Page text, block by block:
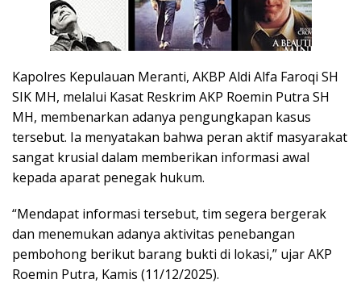
Kapolres Kepulauan Meranti, AKBP Aldi Alfa Faroqi SH
SIK MH, melalui Kasat Reskrim AKP Roemin Putra SH
MH, membenarkan adanya pengungkapan kasus
tersebut. Ia menyatakan bahwa peran aktif masyarakat
sangat krusial dalam memberikan informasi awal
kepada aparat penegak hukum.
“Mendapat informasi tersebut, tim segera bergerak
dan menemukan adanya aktivitas penebangan
pembohong berikut barang bukti di lokasi,” ujar AKP
Roemin Putra, Kamis (11/12/2025).